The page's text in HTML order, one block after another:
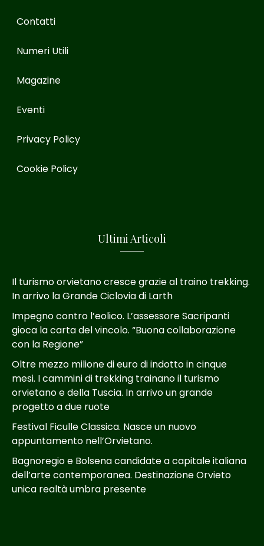
Contatti
Numeri Utili
Magazine
Eventi
Privacy Policy
Cookie Policy
Ultimi Articoli
Il turismo orvietano cresce grazie al traino trekking.
In arrivo la Grande Ciclovia di Larth
Impegno contro l’eolico. L’assessore Sacripanti
gioca la carta del vincolo. “Buona collaborazione
con la Regione”
Oltre mezzo milione di euro di indotto in cinque
mesi. I cammini di trekking trainano il turismo
orvietano e della Tuscia. In arrivo un grande
progetto a due ruote
Festival Ficulle Classica. Nasce un nuovo
appuntamento nell’Orvietano.
Bagnoregio e Bolsena candidate a capitale italiana
dell’arte contemporanea. Destinazione Orvieto
unica realtà umbra presente